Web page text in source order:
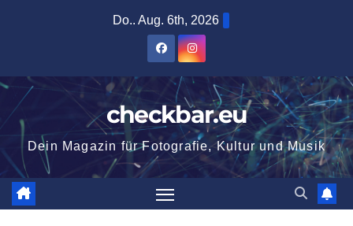
Do.. Aug. 6th, 2026
checkbar.eu
Dein Magazin für Fotografie, Kultur und Musik